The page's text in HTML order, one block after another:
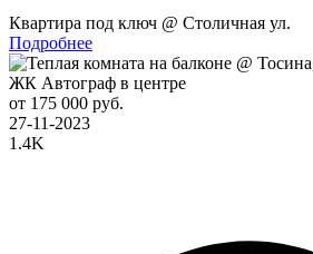
Квартира под ключ @ Столичная ул.
Подробнее
ЖК Автограф в центре
от 175 000 руб.
27-11-2023
1.4K